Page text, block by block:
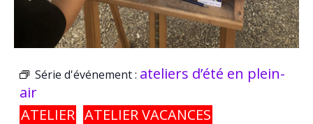
Série d'événement : ateliers d’été en plein-
air
ATELIER ATELIER VACANCES